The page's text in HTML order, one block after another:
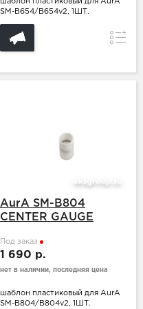
шаблон пластиковый для AurA
SM-B654/B654v2, 1ШТ.
AurA SM-B804
CENTER GAUGE
Под заказ
1 690 р.
нет в наличии, последняя цена
шаблон пластиковый для AurA
SM-B804/B804v2, 1ШТ.